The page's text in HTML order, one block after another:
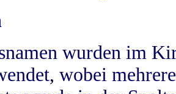
wurden im
wobei